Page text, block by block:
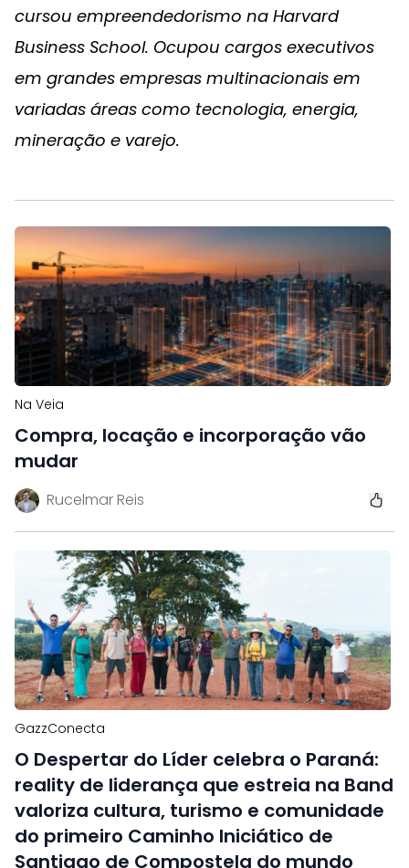
cursou empreendedorismo na Harvard
Business School. Ocupou cargos executivos
em grandes empresas multinacionais em
variadas áreas como tecnologia, energia,
mineração e varejo.
Na Veia
Compra, locação e incorporação vão
mudar
Rucelmar Reis
GazzConecta
O Despertar do Líder celebra o Paraná:
reality de liderança que estreia na Band
valoriza cultura, turismo e comunidade
do primeiro Caminho Iniciático de
Santiago de Compostela do mundo